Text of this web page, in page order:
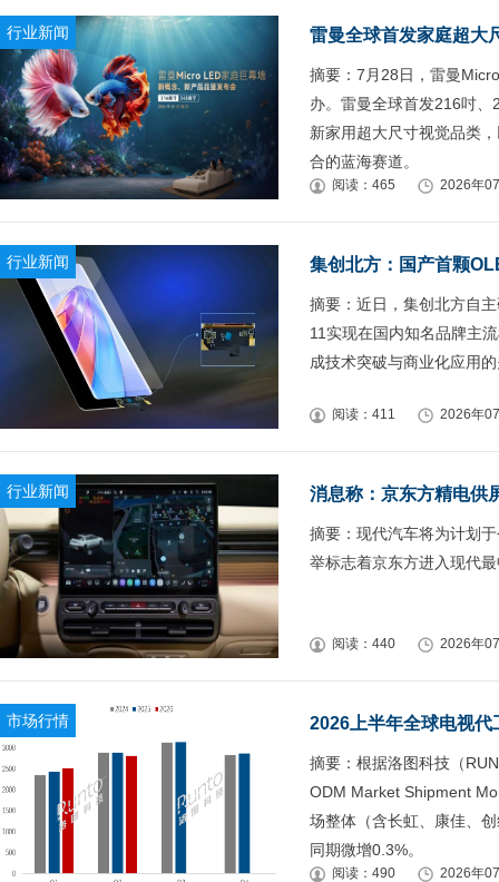
行业新闻 雷曼全球首发家庭超
摘要：7月28日，雷曼
办。雷曼全球首发216吋、
新家用超大尺寸视觉品类
合的蓝海赛道。
阅读：465 2026年
行业新闻 集创北方：国产首颗
摘要：近日，集创北方自
11实现在国内知名品牌主
成技术突破与商业化应用
阅读：411 2026年
行业新闻
摘要：现代汽车将为计划
举标志着京东方进入现代
阅读：440 2026年
市场行情
摘要：根据洛图科技（
ODM Market Shipment
场整体（含长虹、康佳、
同期微增0.3%。
阅读：490 2026年